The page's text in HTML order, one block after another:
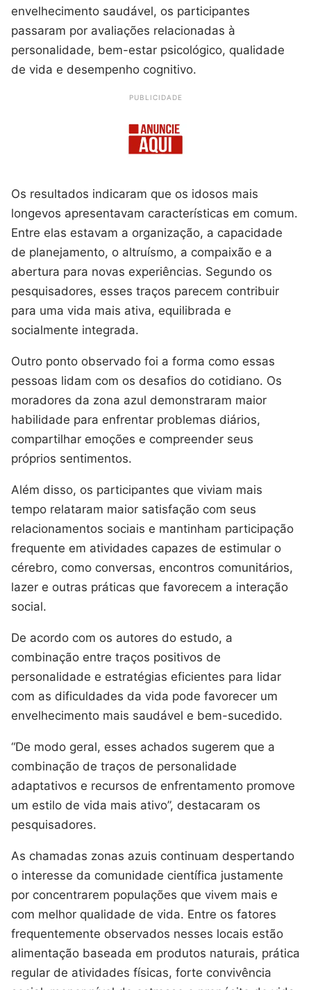
envelhecimento saudável, os participantes
passaram por avaliações relacionadas à
personalidade, bem-estar psicológico, qualidade
de vida e desempenho cognitivo.
PUBLICIDADE
Os resultados indicaram que os idosos mais
longevos apresentavam características em comum.
Entre elas estavam a organização, a capacidade
de planejamento, o altruísmo, a compaixão e a
abertura para novas experiências. Segundo os
pesquisadores, esses traços parecem contribuir
para uma vida mais ativa, equilibrada e
socialmente integrada.
Outro ponto observado foi a forma como essas
pessoas lidam com os desafios do cotidiano. Os
moradores da zona azul demonstraram maior
habilidade para enfrentar problemas diários,
compartilhar emoções e compreender seus
próprios sentimentos.
Além disso, os participantes que viviam mais
tempo relataram maior satisfação com seus
relacionamentos sociais e mantinham participação
frequente em atividades capazes de estimular o
cérebro, como conversas, encontros comunitários,
lazer e outras práticas que favorecem a interação
social.
De acordo com os autores do estudo, a
combinação entre traços positivos de
personalidade e estratégias eficientes para lidar
com as dificuldades da vida pode favorecer um
envelhecimento mais saudável e bem-sucedido.
“De modo geral, esses achados sugerem que a
combinação de traços de personalidade
adaptativos e recursos de enfrentamento promove
um estilo de vida mais ativo”, destacaram os
pesquisadores.
As chamadas zonas azuis continuam despertando
o interesse da comunidade científica justamente
por concentrarem populações que vivem mais e
com melhor qualidade de vida. Entre os fatores
frequentemente observados nesses locais estão
alimentação baseada em produtos naturais, prática
regular de atividades físicas, forte convivência